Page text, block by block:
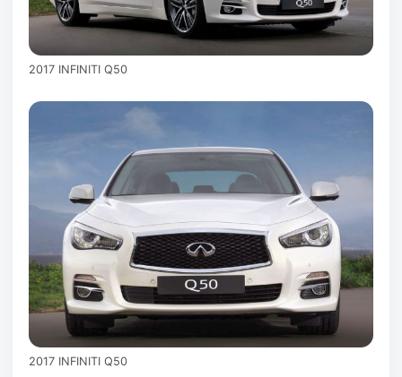
2017 INFINITI Q50
2017 INFINITI Q50